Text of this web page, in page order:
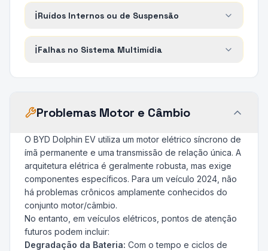
ℹ️Ruídos Internos ou de Suspensão
ℹ️Falhas no Sistema Multimídia
Problemas Motor e Câmbio
O BYD Dolphin EV utiliza um motor elétrico síncrono de
ímã permanente e uma transmissão de relação única. A
arquitetura elétrica é geralmente robusta, mas exige
componentes específicos. Para um veículo 2024, não
há problemas crônicos amplamente conhecidos do
conjunto motor/câmbio.
No entanto, em veículos elétricos, pontos de atenção
futuros podem incluir:
Degradação da Bateria: Com o tempo e ciclos de